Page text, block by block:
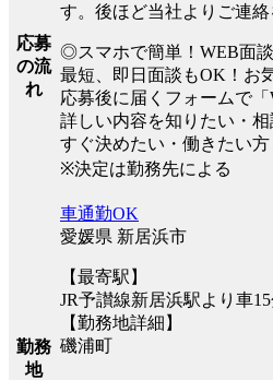
応募
の流
れ
す。後ほど当社よりご連絡
◎スマホで簡単！WEB面談
最短、即日面談もOK！お
応募後に届くフォームで
詳しい内容を知りたい・相
すぐ決めたい・働きたい方
※決定は勤務先による
勤務
地
車通勤OK
愛媛県 新居浜市
【最寄駅】
JR予讃線新居浜駅より車
【勤務地詳細】
磯浦町